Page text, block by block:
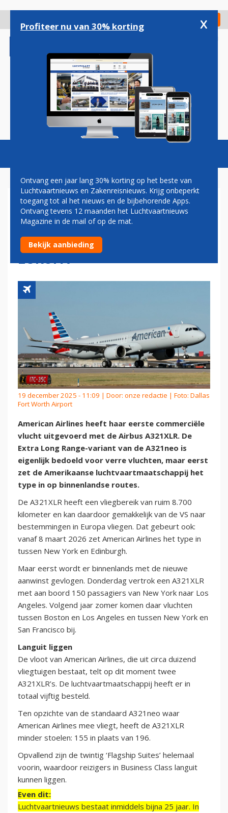
gaan
Check in
Magazine Podcasts Vacatures
AMERICAN AIRLINES OP PAD
MET A321XLR: EERST
BINNENLANDS, DAN NAAR
EUROPA
19 december 2025 - 11:09 | Door: onze redactie | Foto: Dallas
Fort Worth Airport
American Airlines heeft haar eerste commerciële
vlucht uitgevoerd met de Airbus A321XLR. De
Extra Long Range-variant van de A321neo is
eigenlijk bedoeld voor verre vluchten, maar eerst
zet de Amerikaanse luchtvaartmaatschappij het
type in op binnenlandse routes.
De A321XLR heeft een vliegbereik van ruim 8.700
kilometer en kan daardoor gemakkelijk van de VS naar
bestemmingen in Europa vliegen. Dat gebeurt ook:
vanaf 8 maart 2026 zet American Airlines het type in
tussen New York en Edinburgh.
Maar eerst wordt er binnenlands met de nieuwe
aanwinst gevlogen. Donderdag vertrok een A321XLR
met aan boord 150 passagiers van New York naar Los
Angeles. Volgend jaar zomer komen daar vluchten
tussen Boston en Los Angeles en tussen New York en
San Francisco bij.
Languit liggen
De vloot van American Airlines, die uit circa duizend
vliegtuigen bestaat, telt op dit moment twee
A321XLR’s. De luchtvaartmaatschappij heeft er in
totaal vijftig besteld.
Ten opzichte van de standaard A321neo waar
American Airlines mee vliegt, heeft de A321XLR
minder stoelen: 155 in plaats van 196.
Opvallend zijn de twintig ‘Flagship Suites’ helemaal
voorin, waardoor reizigers in Business Class languit
kunnen liggen.
Even dit:
Luchtvaartnieuws bestaat inmiddels bijna 25 jaar. In
Profiteer nu van 30% korting x
Ontvang een jaar lang 30% korting op het beste van
Luchtvaartnieuws en Zakenreisnieuws. Krijg onbeperkt
toegang tot al het nieuws en de bijbehorende Apps.
Ontvang tevens 12 maanden het Luchtvaartnieuws
Magazine in de mail of op de mat.
Bekijk aanbieding